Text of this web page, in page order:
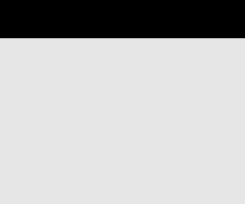
Download
Next
Previous